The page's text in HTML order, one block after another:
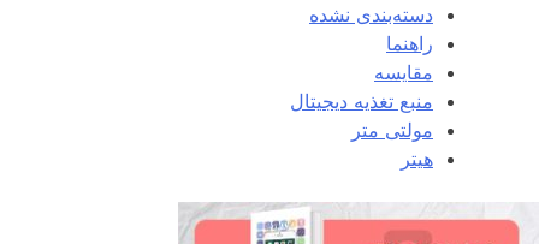
دسته‌بندی نشده
راهنما
مقایسه
منبع تغذیه دیجیتال
مولتی متر
هیتر